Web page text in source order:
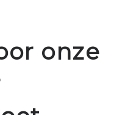
onze